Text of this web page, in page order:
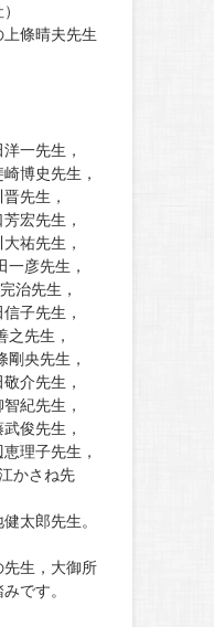
條晴夫先生
一先生，
博史先生，
先生，
宏先生，
祐先生，
彦先生，
治先生，
子先生，
先生，
央先生，
介先生，
紀先生，
俊先生，
理子先生，
さね先
太郎先生。
生，大御所
です。